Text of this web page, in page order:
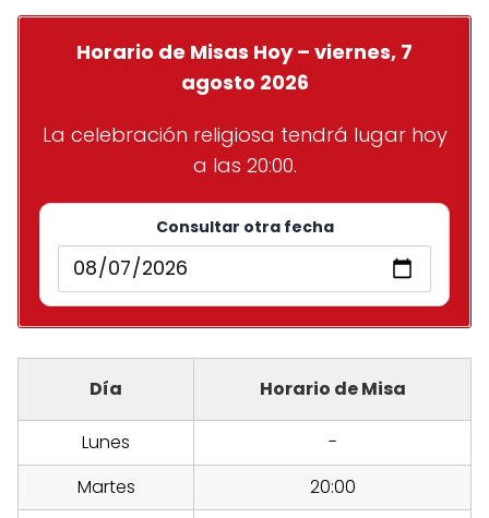
Horario de Misas Hoy – viernes, 7
agosto 2026
La celebración religiosa tendrá lugar hoy
a las 20:00.
Consultar otra fecha
Día Horario de Misa
Lunes
-
Martes
20:00